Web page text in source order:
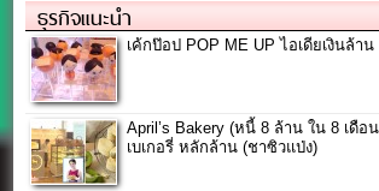
ธุรกิจแนะนำ
เค้กป๊อป POP ME UP ไอเดียเงินล้าน
April’s Bakery (หนี้ 8 ล้าน ใน 8 เดื
เบเกอรี่ หลักล้าน (ชาซิวแป่ง)